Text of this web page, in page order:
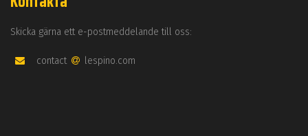
Skicka gärna ett e-postmeddelande till oss:
contact lespino.com